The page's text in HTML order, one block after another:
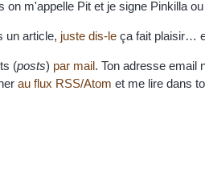
on m'appelle Pit et je signe Pinkilla
un article, juste dis-le ça fait plaisir…
(posts) par mail. Ton adresse email
au flux RSS/Atom et me lire dans